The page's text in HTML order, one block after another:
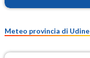
PM25
Meteo provincia di Udine